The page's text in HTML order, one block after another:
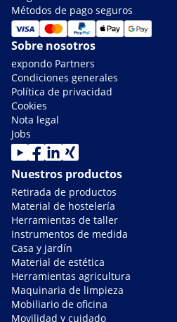
Métodos de pago seguros
Sobre nosotros
expondo Partners
Condiciones generales
Política de privacidad
Cookies
Nota legal
Jobs
Nuestros productos
Retirada de productos
Material de hostelería
Herramientas de taller
Instrumentos de medida
Casa y jardín
Material de estética
Herramientas agricultura
Maquinaria de limpieza
Mobiliario de oficina
Movilidad y cuidado